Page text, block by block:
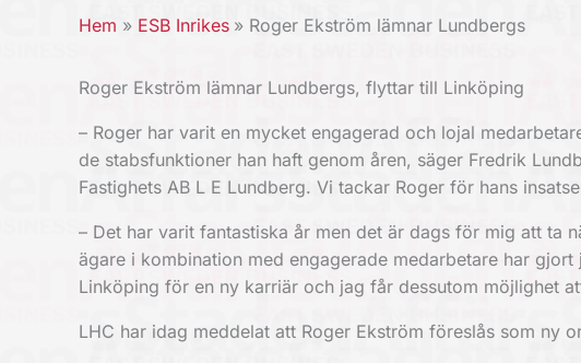
Hem
ESB Inrikes ​Roger Ekström lämnar Lundbergs
​Roger Ekström lämnar Lundbergs, flyttar till Linköping
– Roger har varit en mycket engagerad och lojal
de stabsfunktioner han haft genom åren, säger Fredrik
Fastighets AB L E Lundberg. Vi tackar Roger för hans
– Det har varit fantastiska år men det är dags för mig att ta
ägare i kombination med engagerade medarbetare har
Linköping för en ny karriär och jag får dessutom möjlighet
LHC har idag meddelat att Roger Ekström föreslås som ny